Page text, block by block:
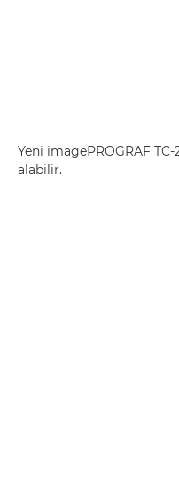
Yeni imagePROGRAF
alabilir.